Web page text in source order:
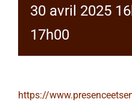
30 avril 2025
17h00
https://